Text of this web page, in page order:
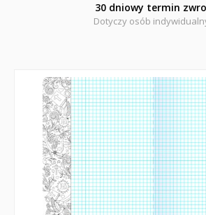
KAKADU - książki interaktywne z
POP-UP
Adwent i Boże Narodzenie
Albumy pamiątkowe
Baśnie, bajki
Cecylka Knedelek
30 dniowy termin
Dotyczy osób